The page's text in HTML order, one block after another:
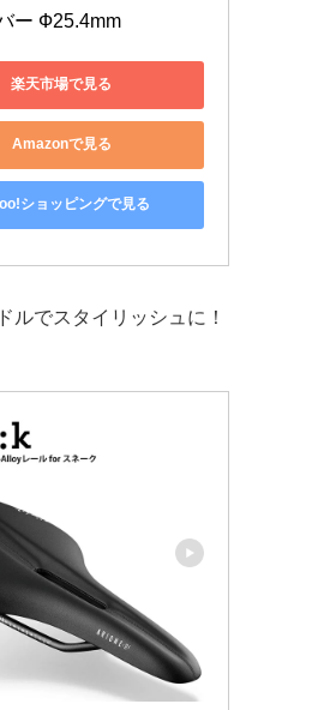
ー Ф25.4mm
楽天市場で見る
Amazonで見る
ショッピングで見る
ルでスタイリッシュに！